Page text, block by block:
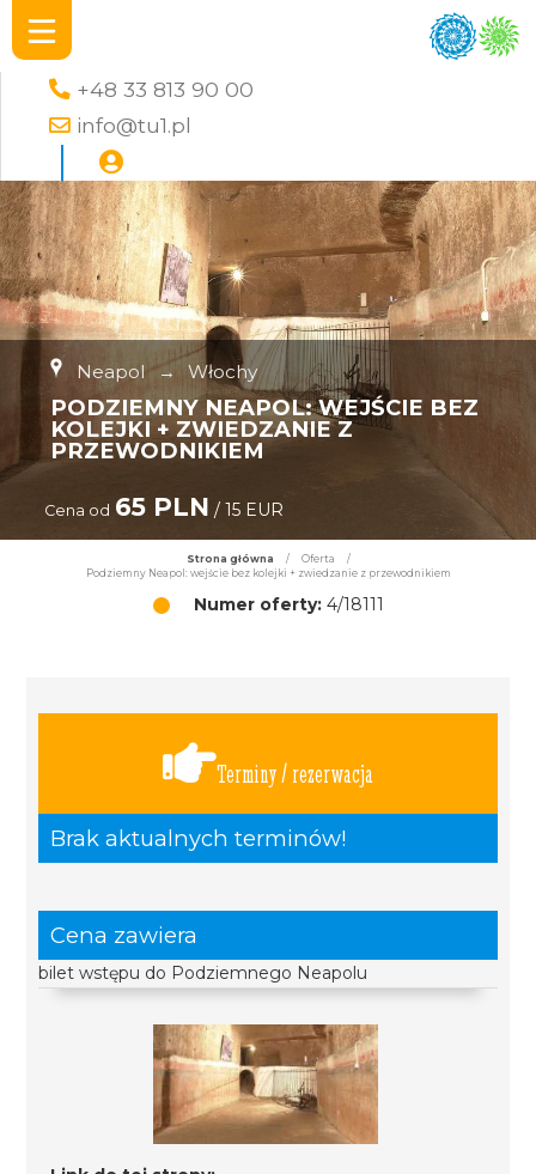
+48 33 813 90 00
info@tu1.pl
Neapol → Włochy
PODZIEMNY NEAPOL: WEJŚCIE BEZ
KOLEJKI + ZWIEDZANIE Z
PRZEWODNIKIEM
Cena od 65 PLN / 15 EUR
Strona główna / Oferta
/
Podziemny Neapol: wejście bez kolejki + zwiedzanie z przewodnikiem
Numer oferty:4/18111
Terminy / rezerwacja
Brak aktualnych terminów!
Cena zawiera
bilet wstępu do Podziemnego Neapolu